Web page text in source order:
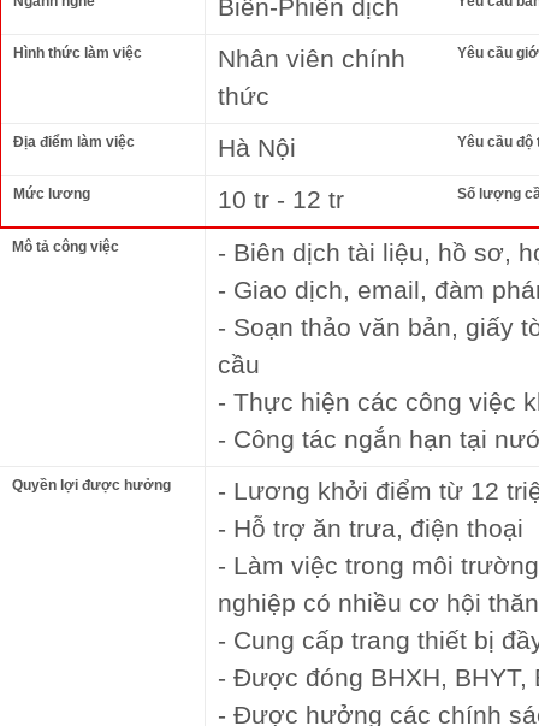
Biên-Phiên dịch
Hình thức làm việc
Nhân viên chính
thức
Yêu cầu
Địa điểm làm việc Hà Nội Yêu cầu độ
Mức lương 10 tr - 12 tr Số lượng
Mô tả công việc
- Biên dịch tài liệu, hồ sơ,
- Giao dịch, email, đàm
- Soạn thảo văn bản, giấy
cầu
- Thực hiện các công việc
- Công tác ngắn hạn tại
Quyền lợi được hưởng
- Lương khởi điểm từ 12
- Hỗ trợ ăn trưa, điện thoại
- Làm việc trong môi
nghiệp có nhiều cơ hội
- Cung cấp trang thiết bị
- Được đóng BHXH, BHYT,
- Được hưởng các chính